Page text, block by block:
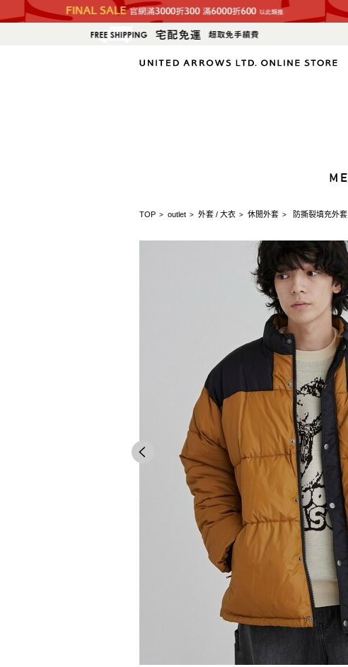
TOP > outlet > 外套 / 大衣 > 休閒外套 > 防撕裂填充外套